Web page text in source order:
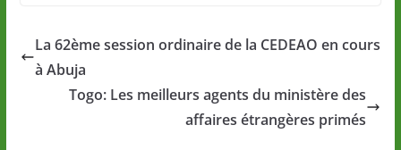
La 62ème session ordinaire de la CEDEAO en cours
à Abuja
Togo: Les meilleurs agents du ministère des
affaires étrangères primés